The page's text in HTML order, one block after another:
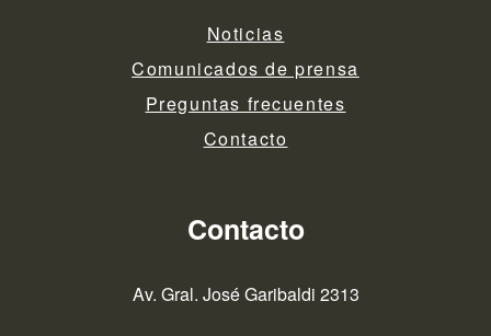
Noticias
Comunicados de prensa
Preguntas frecuentes
Contacto
Contacto
Av. Gral. José Garibaldi 2313